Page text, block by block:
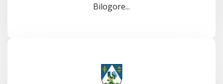
Bilogore...